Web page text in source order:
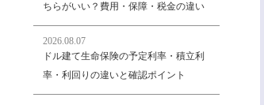
ちらがいい？費用・保障・税金の違い
2026.08.07
ドル建て生命保険の予定利率・積立利
率・利回りの違いと確認ポイント